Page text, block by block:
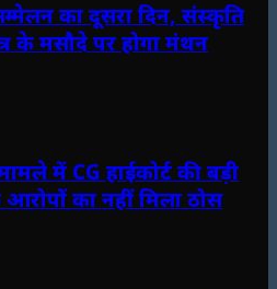
का दूसरा दिन, संस्कृति
के मसौदे पर होगा मंथन
में CG हाईकोर्ट की बड़ी
का नहीं मिला ठोस